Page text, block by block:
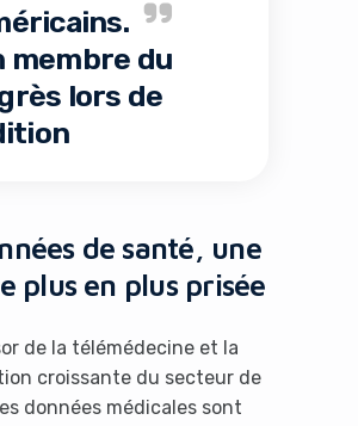
membre du
lors de
de santé, une
plus en plus prisée
de la télémédecine et la
croissante du secteur de
données médicales sont